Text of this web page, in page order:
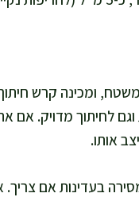
ומכינה קרש
לחיתוך מדויק. אם
בעדינות אם צריך.